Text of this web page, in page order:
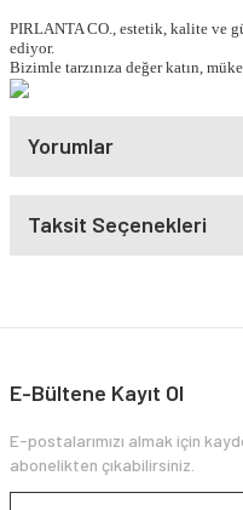
PIRLANTA CO., estetik, kalite ve
ediyor.
Bizimle tarzınıza değer katın,
Yorumlar
Taksit Seçenekleri
E-Bültene Kayıt Ol
E-postalarımızı almak için
abonelikten çıkabilirsiniz.